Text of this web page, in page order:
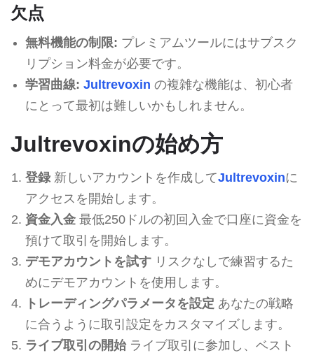
欠点
無料機能の制限: プレミアムツールにはサブスク
リプション料金が必要です。
学習曲線: Jultrevoxin の複雑な機能は、初心者
にとって最初は難しいかもしれません。
Jultrevoxinの始め方
登録新しいアカウントを作成してJultrevoxinに
アクセスを開始します。
資金入金最低250ドルの初回入金で口座に資金を
預けて取引を開始します。
デモアカウントを試すリスクなしで練習するた
めにデモアカウントを使用します。
トレーディングパラメータを設定 あなたの戦略
に合うように取引設定をカスタマイズします。
ライブ取引の開始ライブ取引に参加し、ベスト